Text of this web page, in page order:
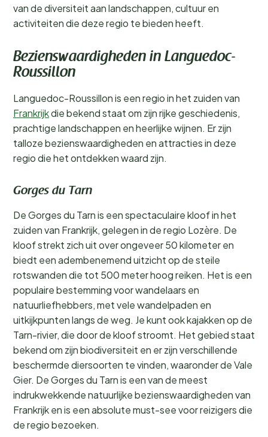
van de diversiteit aan landschappen, cultuur en
activiteiten die deze regio te bieden heeft.
Bezienswaardigheden in Languedoc-
Roussillon
Languedoc-Roussillon is een regio in het zuiden van
Frankrijkdie bekend staat om zijn rijke geschiedenis,
prachtige landschappen en heerlijke wijnen. Er zijn
talloze bezienswaardigheden en attracties in deze
regio die het ontdekken waard zijn.
Gorges du Tarn
De Gorges du Tarn is een spectaculaire kloof in het
zuiden van Frankrijk, gelegen in de regio Lozère. De
kloof strekt zich uit over ongeveer 50 kilometer en
biedt een adembenemend uitzicht op de steile
rotswanden die tot 500 meter hoog reiken. Het is een
populaire bestemming voor wandelaars en
natuurliefhebbers, met vele wandelpaden en
uitkijkpunten langs de weg. Je kunt ook kajakken op de
Tarn-rivier, die door de kloof stroomt. Het gebied staat
bekend om zijn biodiversiteit en er zijn verschillende
beschermde diersoorten te vinden, waaronder de Vale
Gier. De Gorges du Tarn is een van de meest
indrukwekkende natuurlijke bezienswaardigheden van
Frankrijk en is een absolute must-see voor reizigers die
de regio bezoeken.